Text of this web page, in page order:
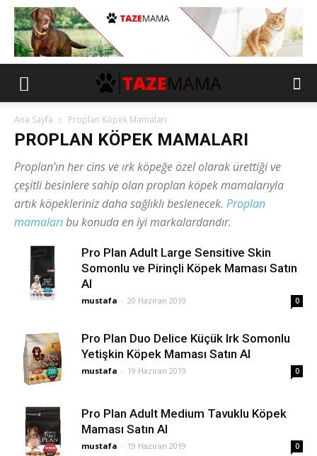
Ana Sayfa Proplan Köpek Mamaları
PROPLAN KÖPEK MAMALARI
Proplan’ın her cins ve ırk köpeğe özel olarak ürettiği ve
çeşitli besinlere sahip olan proplan köpek mamalarıyla
artık köpekleriniz daha sağlıklı beslenecek. Proplan
mamalarıbu konuda en iyi markalardandır.
Pro Plan Adult Large Sensitive Skin
Somonlu ve Pirinçli Köpek Maması Satın
Al
mustafa - 20 Haziran 2019 0
Pro Plan Duo Delice Küçük Irk Somonlu
Yetişkin Köpek Maması Satın Al
mustafa - 19 Haziran 2019 0
Pro Plan Adult Medium Tavuklu Köpek
Maması Satın Al
mustafa - 19 Haziran 2019 0